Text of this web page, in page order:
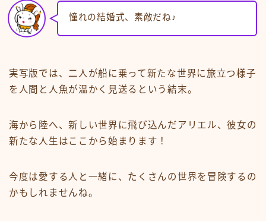
憧れの結婚式、素敵だね♪
実写版では、二人が船に乗って新たな世界に旅立つ様子
を人間と人魚が温かく見送るという結末。
海から陸へ、新しい世界に飛び込んだアリエル、彼女の
新たな人生はここから始まります！
今度は愛する人と一緒に、たくさんの世界を冒険するの
かもしれませんね。